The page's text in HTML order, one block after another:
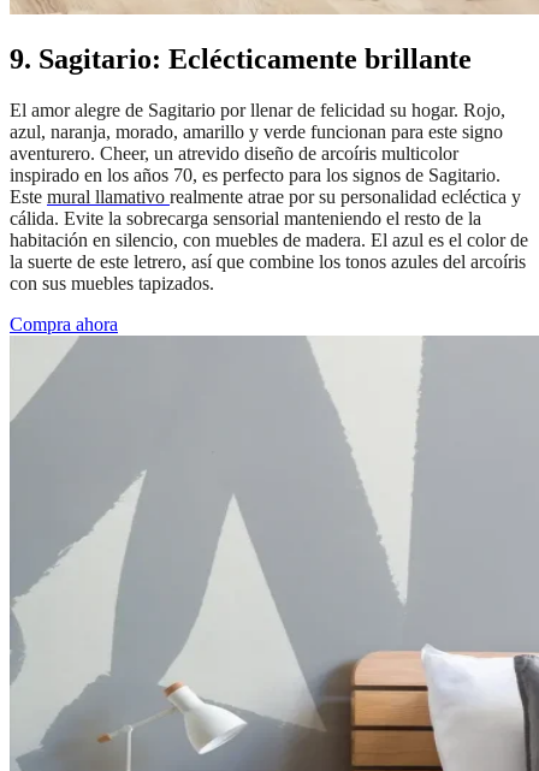
9. Sagitario: Eclécticamente brillante
El amor alegre de Sagitario por llenar de felicidad su hogar. Rojo,
azul, naranja, morado, amarillo y verde funcionan para este signo
aventurero. Cheer, un atrevido diseño de arcoíris multicolor
inspirado en los años 70, es perfecto para los signos de Sagitario.
Este mural llamativo realmente atrae por su personalidad ecléctica y
cálida. Evite la sobrecarga sensorial manteniendo el resto de la
habitación en silencio, con muebles de madera. El azul es el color de
la suerte de este letrero, así que combine los tonos azules del arcoíris
con sus muebles tapizados.
Compra ahora